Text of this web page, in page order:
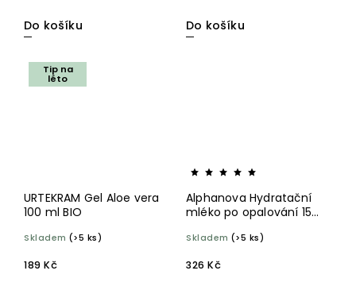
Do košíku Do košíku
Tip na
léto
URTEKRAM Gel Aloe vera
100 ml BIO
Skladem (>5 ks)
189 Kč
Alphanova Hydratační
mléko po opalování 150
Skladem (>5 ks)
326 Kč